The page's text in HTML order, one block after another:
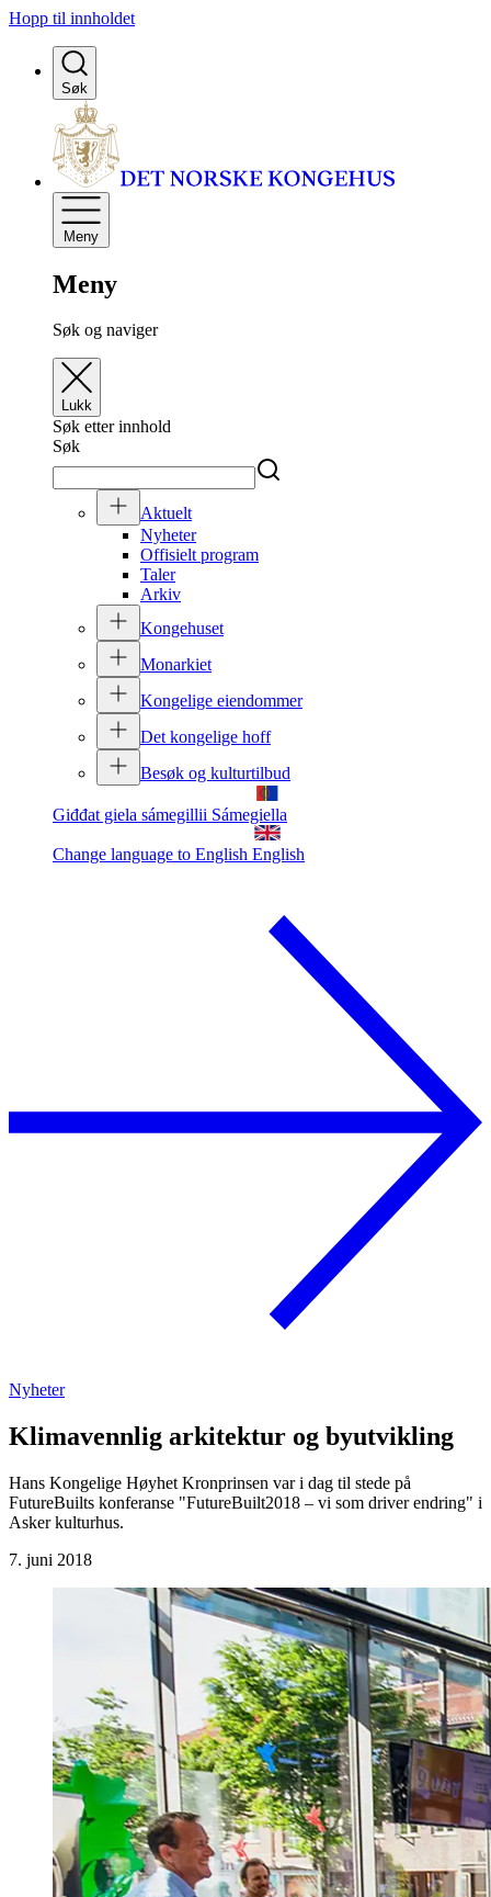
Hopp til innholdet
Søk
Meny
Meny
Søk og naviger
Lukk
Søk etter innhold
Søk
Aktuelt
Nyheter
Offisielt program
Taler
Arkiv
Kongehuset
Monarkiet
Kongelige eiendommer
Det kongelige hoff
Besøk og kulturtilbud
Giđđat giela sámegillii Sámegiella
Change language to English English
Nyheter
Klimavennlig arkitektur og byutvikling
Hans Kongelige Høyhet Kronprinsen var i dag til stede på
FutureBuilts konferanse "FutureBuilt2018 – vi som driver endring" i
Asker kulturhus.
7. juni 2018